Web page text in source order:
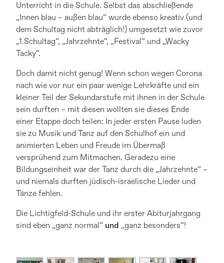
Unterricht in die Schule. Selbst das abschließende
„Innen blau – außen blau“ wurde ebenso kreativ (und
dem Schultag nicht abträglich!) umgesetzt wie zuvor
„1.Schultag“, „Jahrzehnte“, „Festival“ und „Wacky
Tacky“.
Doch damit nicht genug! Wenn schon wegen Corona
nach wie vor nur ein paar wenige Lehrkräfte und ein
kleiner Teil der Sekundarstufe mit ihnen in der Schule
sein durften – mit diesen wollten sie dieses Ende
einer Etappe doch teilen: In jeder ersten Pause luden
sie zu Musik und Tanz auf den Schulhof ein und
animierten Leben und Freude im Übermaß
versprühend zum Mitmachen. Geradezu eine
Bildungseinheit war der Tanz durch die „Jahrzehnte“ –
und niemals durften jüdisch-israelische Lieder und
Tänze fehlen.
Die Lichtigfeld-Schule und ihr erster Abiturjahrgang
sind eben „ganz normal“ und „ganz besonders“!